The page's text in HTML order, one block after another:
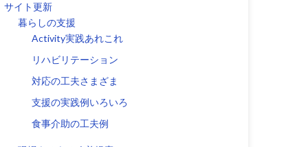
サイト更新
暮らしの支援
Activity実践あれこれ
リハビリテーション
対応の工夫さまざま
支援の実践例いろいろ
食事介助の工夫例